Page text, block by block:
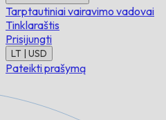
Tarptautiniai vairavimo vadovai
Tinklaraštis
Prisijungti
LT | USD
Pateikti prašymą